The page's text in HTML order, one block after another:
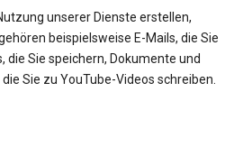
unserer Dienste erstellen,
beispielsweise E-Mails, die Sie
Sie speichern, Dokumente und
Sie zu YouTube-Videos schreiben.